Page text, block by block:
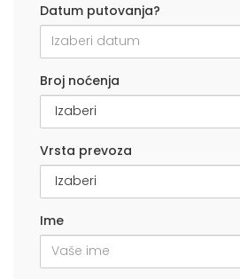
Datum putovanja?
Broj noćenja
Vrsta prevoza
Ime